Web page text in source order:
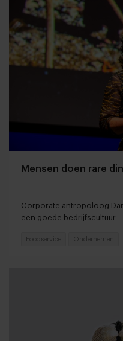
Mensen doen rare
Corporate antropoloog
een goede bedrijfscultuur
Foodservice Ondernemen